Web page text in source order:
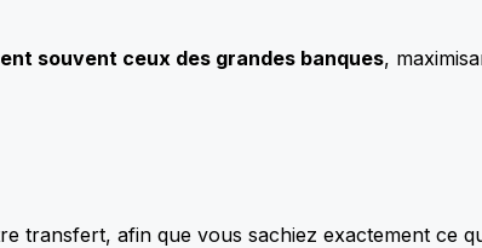
souvent ceux des grandes banques,
transfert, afin que vous sachiez exactement ce